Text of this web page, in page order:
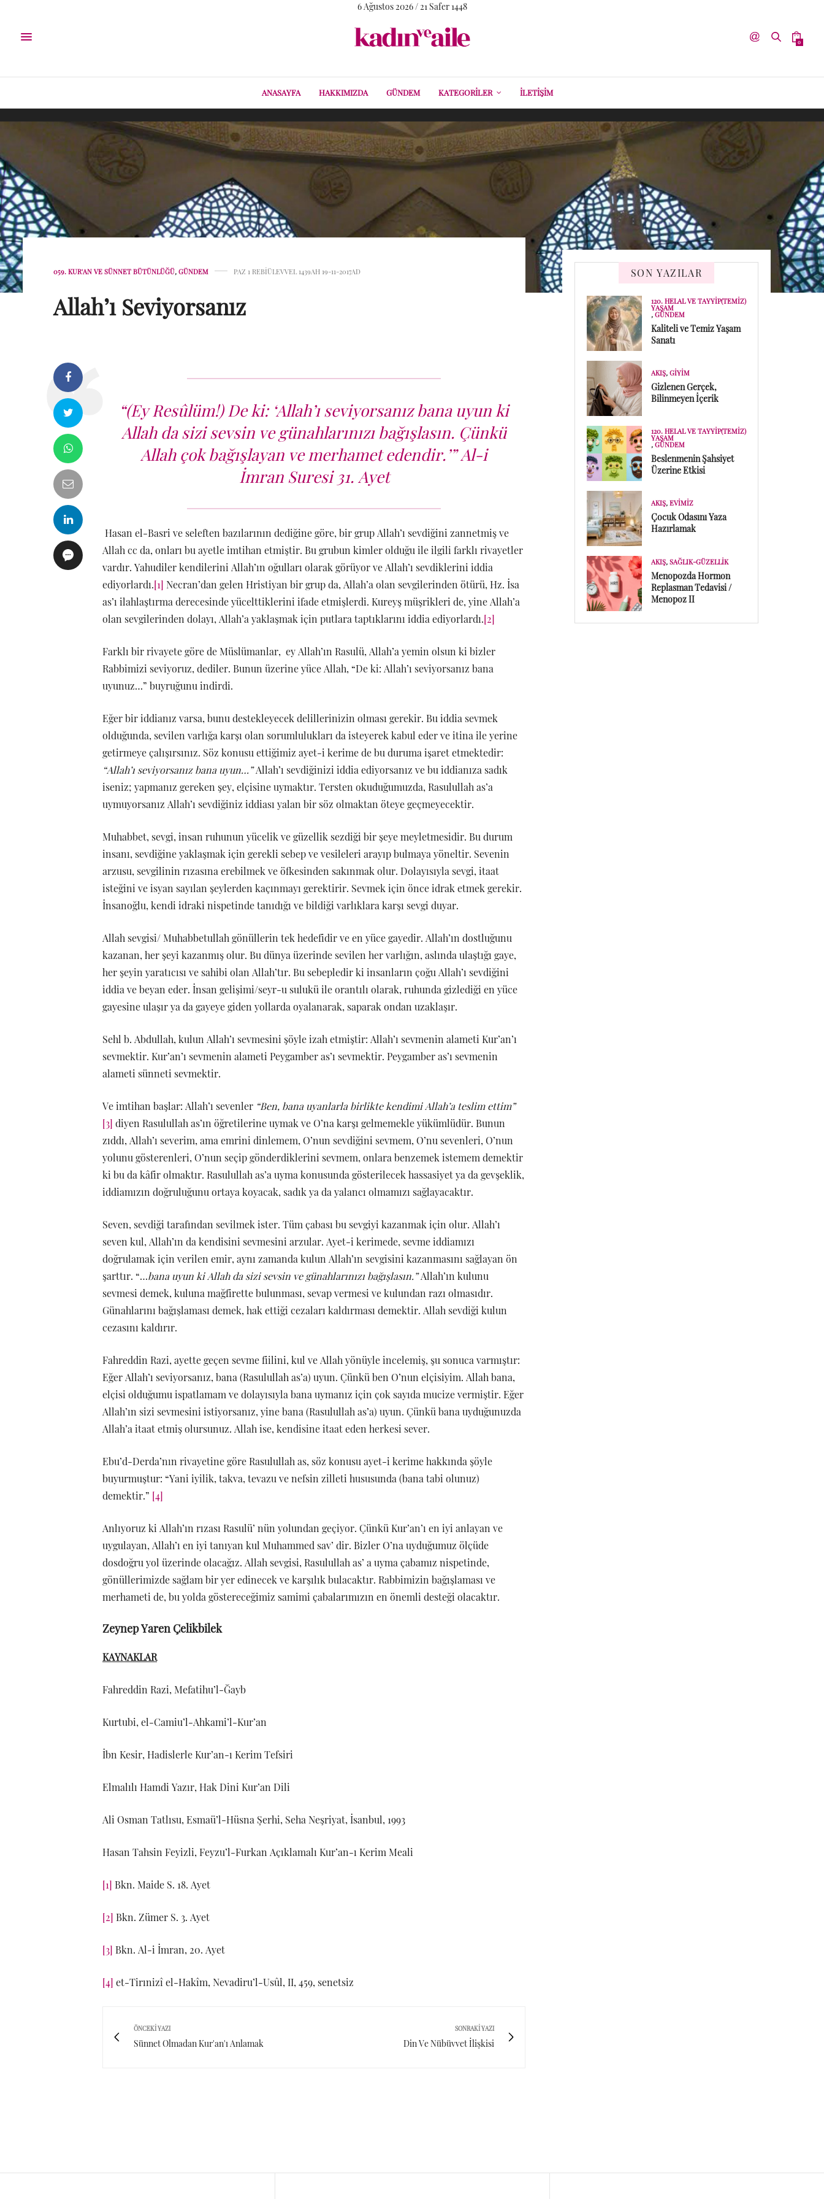
6 Ağustos 2026 / 21 Safer 1448
0
ANASAYFA HAKKIMIZDA GÜNDEM KATEGORILER İLETIŞIM
059. KUR'AN VE SÜNNET BÜTÜNLÜĞÜ, GÜNDEM PAZ 1 REBIÜLEVVEL 1439AH 19-11-2017AD
Allah’ı Seviyorsanız
“(Ey Resûlüm!) De ki: ‘Allah’ı seviyorsanız bana uyun ki
Allah da sizi sevsin ve günahlarınızı bağışlasın. Çünkü
Allah çok bağışlayan ve merhamet edendir.’” Al-i
İmran Suresi 31. Ayet
Hasan el-Basri ve seleften bazılarının dediğine göre, bir grup Allah’ı sevdiğini zannetmiş ve
Allah cc da, onları bu ayetle imtihan etmiştir. Bu grubun kimler olduğu ile ilgili farklı rivayetler
vardır. Yahudiler kendilerini Allah’ın oğulları olarak görüyor ve Allah’ı sevdiklerini iddia
ediyorlardı.[1] Necran’dan gelen Hristiyan bir grup da, Allah’a olan sevgilerinden ötürü, Hz. İsa
as’ı ilahlaştırma derecesinde yücelttiklerini ifade etmişlerdi. Kureyş müşrikleri de, yine Allah’a
olan sevgilerinden dolayı, Allah’a yaklaşmak için putlara taptıklarını iddia ediyorlardı.[2]
Farklı bir rivayete göre de Müslümanlar, ey Allah’ın Rasulü, Allah’a yemin olsun ki bizler
Rabbimizi seviyoruz, dediler. Bunun üzerine yüce Allah, “De ki: Allah’ı seviyorsanız bana
uyunuz…” buyruğunu indirdi.
Eğer bir iddianız varsa, bunu destekleyecek delillerinizin olması gerekir. Bu iddia sevmek
olduğunda, sevilen varlığa karşı olan sorumlulukları da isteyerek kabul eder ve itina ile yerine
getirmeye çalışırsınız. Söz konusu ettiğimiz ayet-i kerime de bu duruma işaret etmektedir:
“Allah’ı seviyorsanız bana uyun…”Allah’ı sevdiğinizi iddia ediyorsanız ve bu iddianıza sadık
iseniz; yapmanız gereken şey, elçisine uymaktır. Tersten okuduğumuzda, Rasulullah as’a
uymuyorsanız Allah’ı sevdiğiniz iddiası yalan bir söz olmaktan öteye geçmeyecektir.
Muhabbet, sevgi, insan ruhunun yücelik ve güzellik sezdiği bir şeye meyletmesidir. Bu durum
insanı, sevdiğine yaklaşmak için gerekli sebep ve vesileleri arayıp bulmaya yöneltir. Sevenin
arzusu, sevgilinin rızasına erebilmek ve öfkesinden sakınmak olur. Dolayısıyla sevgi, itaat
isteğini ve isyan sayılan şeylerden kaçınmayı gerektirir. Sevmek için önce idrak etmek gerekir.
İnsanoğlu, kendi idraki nispetinde tanıdığı ve bildiği varlıklara karşı sevgi duyar.
Allah sevgisi/ Muhabbetullah gönüllerin tek hedefidir ve en yüce gayedir. Allah’ın dostluğunu
kazanan, her şeyi kazanmış olur. Bu dünya üzerinde sevilen her varlığın, aslında ulaştığı gaye,
her şeyin yaratıcısı ve sahibi olan Allah’tır. Bu sebepledir ki insanların çoğu Allah’ı sevdiğini
iddia ve beyan eder. İnsan gelişimi/seyr-u sulukü ile orantılı olarak, ruhunda gizlediği en yüce
gayesine ulaşır ya da gayeye giden yollarda oyalanarak, saparak ondan uzaklaşır.
Sehl b. Abdullah, kulun Allah’ı sevmesini şöyle izah etmiştir: Allah’ı sevmenin alameti Kur’an’ı
sevmektir. Kur’an’ı sevmenin alameti Peygamber as’ı sevmektir. Peygamber as’ı sevmenin
alameti sünneti sevmektir.
Ve imtihan başlar: Allah’ı sevenler “Ben, bana uyanlarla birlikte kendimi Allah’a teslim ettim”
[3] diyen Rasulullah as’ın öğretilerine uymak ve O’na karşı gelmemekle yükümlüdür. Bunun
zıddı, Allah’ı severim, ama emrini dinlemem, O’nun sevdiğini sevmem, O’nu sevenleri, O’nun
yolunu gösterenleri, O’nun seçip gönderdiklerini sevmem, onlara benzemek istemem demektir
ki bu da kâfir olmaktır. Rasulullah as’a uyma konusunda gösterilecek hassasiyet ya da gevşeklik,
iddiamızın doğruluğunu ortaya koyacak, sadık ya da yalancı olmamızı sağlayacaktır.
Seven, sevdiği tarafından sevilmek ister. Tüm çabası bu sevgiyi kazanmak için olur. Allah’ı
seven kul, Allah’ın da kendisini sevmesini arzular. Ayet-i kerimede, sevme iddiamızı
doğrulamak için verilen emir, aynı zamanda kulun Allah’ın sevgisini kazanmasını sağlayan ön
şarttır. “…bana uyun ki Allah da sizi sevsin ve günahlarınızı bağışlasın.”Allah’ın kulunu
sevmesi demek, kuluna mağfirette bulunması, sevap vermesi ve kulundan razı olmasıdır.
Günahlarını bağışlaması demek, hak ettiği cezaları kaldırması demektir. Allah sevdiği kulun
cezasını kaldırır.
Fahreddin Razi, ayette geçen sevme fiilini, kul ve Allah yönüyle incelemiş, şu sonuca varmıştır:
Eğer Allah’ı seviyorsanız, bana (Rasulullah as’a) uyun. Çünkü ben O’nun elçisiyim. Allah bana,
elçisi olduğumu ispatlamam ve dolayısıyla bana uymanız için çok sayıda mucize vermiştir. Eğer
Allah’ın sizi sevmesini istiyorsanız, yine bana (Rasulullah as’a) uyun. Çünkü bana uyduğunuzda
Allah’a itaat etmiş olursunuz. Allah ise, kendisine itaat eden herkesi sever.
Ebu’d-Derda’nın rivayetine göre Rasulullah as, söz konusu ayet-i kerime hakkında şöyle
buyurmuştur: “Yani iyilik, takva, tevazu ve nefsin zilleti hususunda (bana tabi olunuz)
demektir.” [4]
Anlıyoruz ki Allah’ın rızası Rasulü’ nün yolundan geçiyor. Çünkü Kur’an’ı en iyi anlayan ve
uygulayan, Allah’ı en iyi tanıyan kul Muhammed sav’ dir. Bizler O’na uyduğumuz ölçüde
dosdoğru yol üzerinde olacağız. Allah sevgisi, Rasulullah as’ a uyma çabamız nispetinde,
gönüllerimizde sağlam bir yer edinecek ve karşılık bulacaktır. Rabbimizin bağışlaması ve
merhameti de, bu yolda göstereceğimiz samimi çabalarımızın en önemli desteği olacaktır.
Zeynep Yaren Çelikbilek
KAYNAKLAR
Fahreddin Razi, Mefatihu’l-Ğayb
Kurtubi, el-Camiu’l-Ahkami’l-Kur’an
İbn Kesir, Hadislerle Kur’an-ı Kerim Tefsiri
Elmalılı Hamdi Yazır, Hak Dini Kur’an Dili
Ali Osman Tatlısu, Esmaü’l-Hüsna Şerhi, Seha Neşriyat, İsanbul, 1993
Hasan Tahsin Feyizli, Feyzu’l-Furkan Açıklamalı Kur’an-ı Kerim Meali
[1] Bkn. Maide S. 18. Ayet
[2] Bkn. Zümer S. 3. Ayet
[3] Bkn. Al-i İmran, 20. Ayet
[4] et-Tirınizî el-Hakîm, Nevadiru’l-Usûl, II, 459, senetsiz
ÖNCEKI YAZI
Sünnet Olmadan Kur'an'ı Anlamak
SONRAKI YAZI
Din Ve Nübüvvet İlişkisi
SON YAZILAR
120. HELAL VE TAYYIP(TEMIZ)
YAŞAM
, GÜNDEM
Kaliteli ve Temiz Yaşam
Sanatı
AKIŞ, GIYIM
Gizlenen Gerçek,
Bilinmeyen İçerik
120. HELAL VE TAYYIP(TEMIZ)
YAŞAM
, GÜNDEM
Beslenmenin Şahsiyet
Üzerine Etkisi
AKIŞ, EVIMIZ
Çocuk Odasını Yaza
Hazırlamak
AKIŞ, SAĞLIK-GÜZELLIK
Menopozda Hormon
Replasman Tedavisi /
Menopoz II